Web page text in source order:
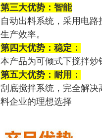
第三大优势：智能
自动出料系统，采用电
生产效率。
第四大优势：稳定：
本产品为可倾式下搅拌炒
第五大优势：耐用：
刮底搅拌系统，完全解
料企业的理想选择